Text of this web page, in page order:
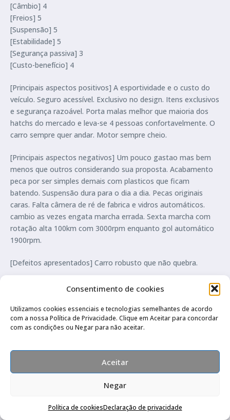
Consentimento de cookies
Utilizamos cookies essenciais e tecnologias semelhantes de acordo
com a nossa Política de Privacidade. Clique em Aceitar para concordar
com as condições ou Negar para não aceitar.
Aceitar
Negar
Política de cookiesDeclaração de privacidade
[Câmbio] 4
[Freios] 5
[Suspensão] 5
[Estabilidade] 5
[Segurança passiva] 3
[Custo-benefício] 4
[Principais aspectos positivos] A esportividade e o custo do
veículo. Seguro acessível. Exclusivo no design. Itens exclusivos
e segurança razoável. Porta malas melhor que maioria dos
hatchs do mercado e leva-se 4 pessoas confortavelmente. O
carro sempre quer andar. Motor sempre cheio.
[Principais aspectos negativos] Um pouco gastao mas bem
menos que outros considerando sua proposta. Acabamento
peca por ser simples demais com plasticos que ficam
batendo. Suspensão dura para o dia a dia. Pecas originais
caras. Falta câmera de ré de fabrica e vidros automáticos.
cambio as vezes engata marcha errada. Sexta marcha com
rotação alta 100km com 3000rpm enquanto gol automático
1900rpm.
[Defeitos apresentados] Carro robusto que não quebra.
[Concessionárias] Deixa s gente meio desinformado sobre o
[Comentários adicionais] Bom custo beneficio pra quem quer
se divertir. Se achar gastao compra um up tsi.
[Best Cars] O best cars é o melhor site de opinião de carros.
[Data de publicação] 28/6/19
Compre pelo Whatsapp